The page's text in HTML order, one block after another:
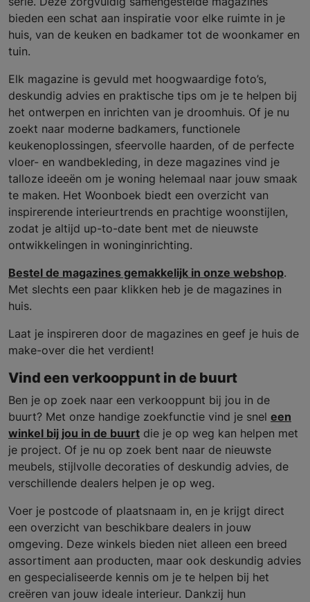
bieden een schat aan inspiratie voor elke ruimte in je
huis, van de keuken en badkamer tot de woonkamer en
tuin.
Elk magazine is gevuld met hoogwaardige foto’s,
deskundig advies en praktische tips om je te helpen bij
het ontwerpen en inrichten van je droomhuis. Of je nu
zoekt naar moderne badkamers, functionele
keukenoplossingen, sfeervolle haarden, of de perfecte
vloer- en wandbekleding, in deze magazines vind je
talloze ideeën om je woning helemaal naar jouw smaak
te maken. Het Woonboek biedt een overzicht van
inspirerende interieurtrends en prachtige woonstijlen,
zodat je altijd up-to-date bent met de nieuwste
ontwikkelingen in woninginrichting.
Bestel de magazines gemakkelijk in onze webshop.
Met slechts een paar klikken heb je de magazines in
huis.
Laat je inspireren door de magazines en geef je huis de
make-over die het verdient!
Vind een verkooppunt in de buurt
Ben je op zoek naar een verkooppunt bij jou in de
buurt? Met onze handige zoekfunctie vind je snel een
winkel bij jou in de buurt die je op weg kan helpen met
je project. Of je nu op zoek bent naar de nieuwste
meubels, stijlvolle decoraties of deskundig advies, de
verschillende dealers helpen je op weg.
Voer je postcode of plaatsnaam in, en je krijgt direct
een overzicht van beschikbare dealers in jouw
omgeving. Deze winkels bieden niet alleen een breed
assortiment aan producten, maar ook deskundig advies
en gespecialiseerde kennis om je te helpen bij het
creëren van jouw ideale interieur. Dankzij hun